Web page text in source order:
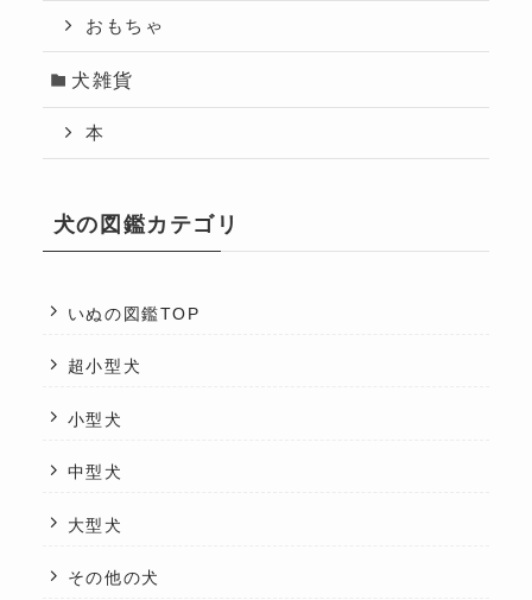
おもちゃ
犬雑貨
本
犬の図鑑カテゴリ
いぬの図鑑TOP
超小型犬
小型犬
中型犬
大型犬
その他の犬